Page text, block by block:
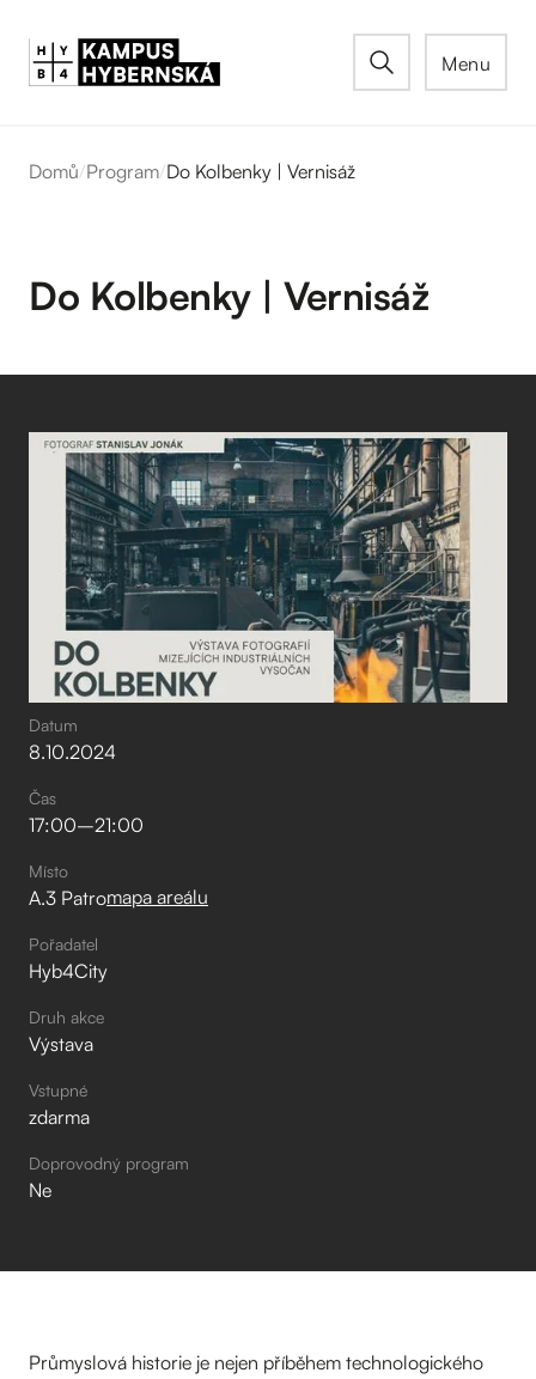
Menu
Domů/Program/Do Kolbenky | Vernisáž
Do Kolbenky | Vernisáž
Datum
8.10.2024
Čas
17:00–⁠21:00
Místo
A.3 Patromapa areálu
Pořadatel
Hyb4City
Druh akce
Výstava
Vstupné
zdarma
Doprovodný program
Ne
Průmyslová historie je nejen příběhem technologického